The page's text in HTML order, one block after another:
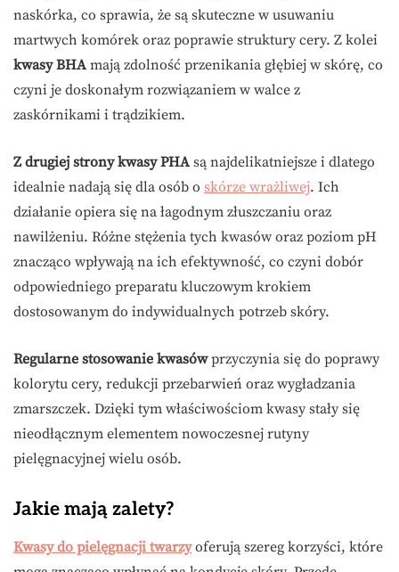
naskórka, co sprawia, że są skuteczne w usuwaniu
martwych komórek oraz poprawie struktury cery. Z kolei
kwasy BHA mają zdolność przenikania głębiej w skórę, co
czyni je doskonałym rozwiązaniem w walce z
zaskórnikami i trądzikiem.
Z drugiej strony kwasy PHA są najdelikatniejsze i dlatego
idealnie nadają się dla osób o skórze wrażliwej. Ich
działanie opiera się na łagodnym złuszczaniu oraz
nawilżeniu. Różne stężenia tych kwasów oraz poziom pH
znacząco wpływają na ich efektywność, co czyni dobór
odpowiedniego preparatu kluczowym krokiem
dostosowanym do indywidualnych potrzeb skóry.
Regularne stosowanie kwasówprzyczynia się do poprawy
kolorytu cery, redukcji przebarwień oraz wygładzania
zmarszczek. Dzięki tym właściwościom kwasy stały się
nieodłącznym elementem nowoczesnej rutyny
pielęgnacyjnej wielu osób.
Jakie mają zalety?
Kwasy do pielęgnacji twarzyoferują szereg korzyści, które